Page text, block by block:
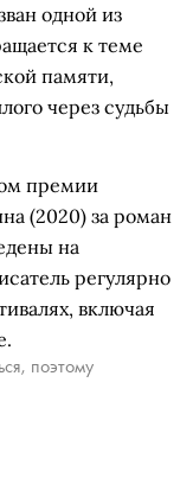
одной из
к теме
памяти,
через судьбы
премии
(2020) за роман
на
регулярно
включая
поэтому